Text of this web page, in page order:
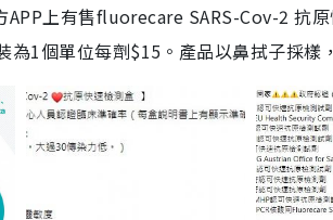
APP上有售fluorecare SARS-Cov-2 抗
1個單位每劑$15。產品以鼻拭子採樣